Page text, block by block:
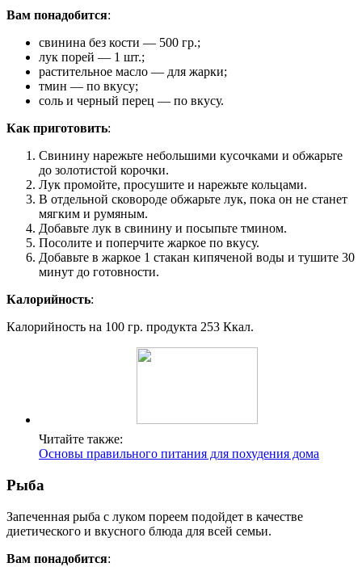
Вам понадобится:
свинина без кости — 500 гр.;
лук порей — 1 шт.;
растительное масло — для жарки;
тмин — по вкусу;
соль и черный перец — по вкусу.
Как приготовить:
Свинину нарежьте небольшими кусочками и обжарьте
до золотистой корочки.
Лук промойте, просушите и нарежьте кольцами.
В отдельной сковороде обжарьте лук, пока он не станет
мягким и румяным.
Добавьте лук в свинину и посыпьте тмином.
Посолите и поперчите жаркое по вкусу.
Добавьте в жаркое 1 стакан кипяченой воды и тушите 30
минут до готовности.
Калорийность:
Калорийность на 100 гр. продукта 253 Ккал.
Читайте также:
Основы правильного питания для похудения дома
Рыба
Запеченная рыба с луком пореем подойдет в качестве
диетического и вкусного блюда для всей семьи.
Вам понадобится: